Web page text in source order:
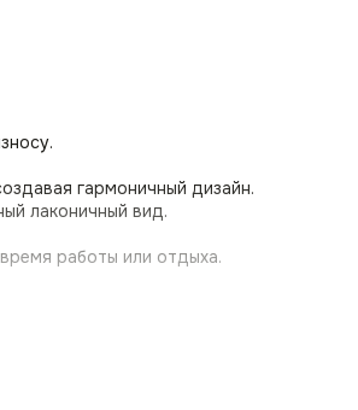
гармоничный дизайн.
лаконичный вид.
работы или отдыха.